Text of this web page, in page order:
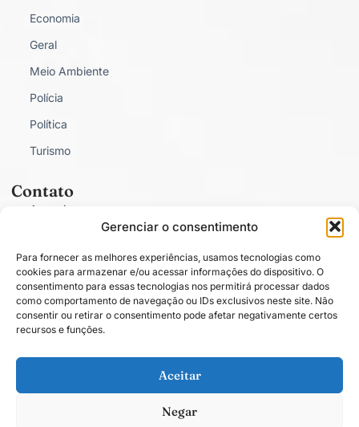
Gerenciar o consentimento
Para fornecer as melhores experiências, usamos tecnologias como
cookies para armazenar e/ou acessar informações do dispositivo. O
consentimento para essas tecnologias nos permitirá processar dados
como comportamento de navegação ou IDs exclusivos neste site. Não
consentir ou retirar o consentimento pode afetar negativamente certos
recursos e funções.
Aceitar
Negar
Economia
Geral
Meio Ambiente
Polícia
Política
Turismo
Contato
Anunciar
Política de Privacidade
Todos os direitos estão reservados. O conteúdo publicado em blogs, colunas